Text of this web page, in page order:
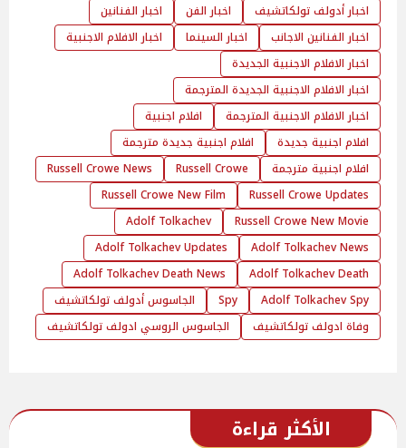
اخبار أدولف تولكاتشيف
اخبار الفن
اخبار الفنانين
اخبار الفنانين الاجانب
اخبار السينما
اخبار الافلام الاجنبية
اخبار الافلام الاجنبية الجديدة
اخبار الافلام الاجنبية الجديدة المترجمة
اخبار الافلام الاجنبية المترجمة
افلام اجنبية
افلام اجنبية جديدة
افلام اجنبية جديدة مترجمة
افلام اجنبية مترجمة
Russell Crowe
Russell Crowe News
Russell Crowe Updates
Russell Crowe New Film
Russell Crowe New Movie
Adolf Tolkachev
Adolf Tolkachev News
Adolf Tolkachev Updates
Adolf Tolkachev Death
Adolf Tolkachev Death News
Adolf Tolkachev Spy
Spy
الجاسوس أدولف تولكاتشيف
وفاة ادولف تولكاتشيف
الجاسوس الروسي ادولف تولكاتشيف
الأكثر قراءة